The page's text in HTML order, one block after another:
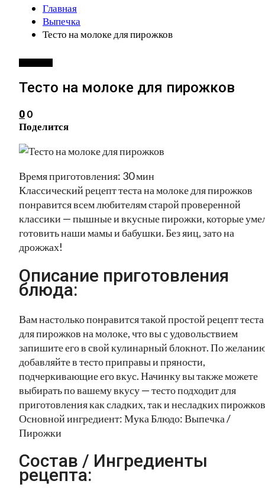
Главная
Выпечка
Тесто на молоке для пирожков
Тесто на молоке для пирожков
0 0
Поделится
Время приготовления: 30 мин
Классический рецепт теста на молоке для пирожков
понравится всем любителям старой проверенной
классики — пышные и вкусные пирожки, которые
готовить наши мамы и бабушки. Без яиц, зато на
дрожжах!
Описание приготовления
блюда:
Вам настолько понравится такой простой рецепт теста
для пирожков на молоке, что вы с удовольствием
запишите его в свой кулинарный блокнот. По
добавляйте в тесто приправы и пряности,
подчеркивающие его вкус. Начинку вы также можете
выбирать по вашему вкусу — тесто подходит для
приготовления как сладких, так и несладких
Основной ингредиент: Мука Блюдо: Выпечка /
Пирожки
Состав / Ингредиенты
рецепта: